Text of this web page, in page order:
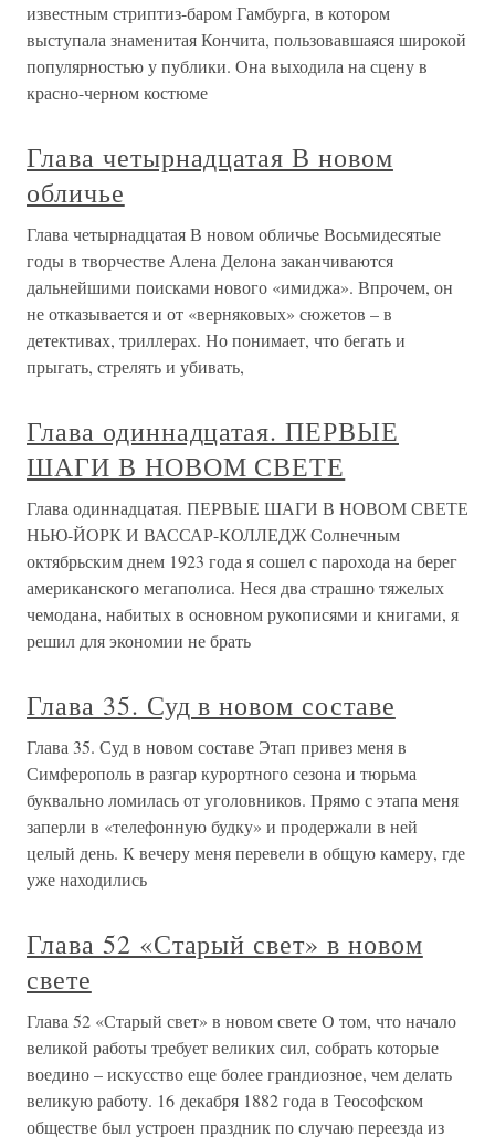
известным стриптиз-баром Гамбурга, в котором
выступала знаменитая Кончита, пользовавшаяся широкой
популярностью у публики. Она выходила на сцену в
красно-черном костюме
Глава четырнадцатая В новом
обличье
Глава четырнадцатая В новом обличье Восьмидесятые
годы в творчестве Алена Делона заканчиваются
дальнейшими поисками нового «имиджа». Впрочем, он
не отказывается и от «верняковых» сюжетов – в
детективах, триллерах. Но понимает, что бегать и
прыгать, стрелять и убивать,
Глава одиннадцатая. ПЕРВЫЕ
ШАГИ В НОВОМ СВЕТЕ
Глава одиннадцатая. ПЕРВЫЕ ШАГИ В НОВОМ СВЕТЕ
НЬЮ-ЙОРК И ВАССАР-КОЛЛЕДЖ Солнечным
октябрьским днем 1923 года я сошел с парохода на берег
американского мегаполиса. Неся два страшно тяжелых
чемодана, набитых в основном рукописями и книгами, я
решил для экономии не брать
Глава 35. Суд в новом составе
Глава 35. Суд в новом составе Этап привез меня в
Симферополь в разгар курортного сезона и тюрьма
буквально ломилась от уголовников. Прямо с этапа меня
заперли в «телефонную будку» и продержали в ней
целый день. К вечеру меня перевели в общую камеру, где
уже находились
Глава 52 «Старый свет» в новом
свете
Глава 52 «Старый свет» в новом свете О том, что начало
великой работы требует великих сил, собрать которые
воедино – искусство еще более грандиозное, чем делать
великую работу. 16 декабря 1882 года в Теософском
обществе был устроен праздник по случаю переезда из